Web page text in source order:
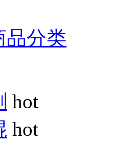
品分类
hot
hot